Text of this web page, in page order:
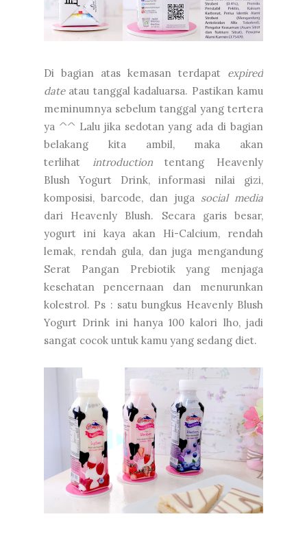
Di bagian atas kemasan terdapat expired
dateatau tanggal kadaluarsa. Pastikan kamu
meminumnya sebelum tanggal yang tertera
ya ^^ Lalu jika sedotan yang ada di bagian
belakang kita ambil, maka akan
terlihat introductiontentang Heavenly
Blush Yogurt Drink, informasi nilai gizi,
komposisi, barcode, dan juga social media
dari Heavenly Blush. Secara garis besar,
yogurt ini kaya akan Hi-Calcium, rendah
lemak, rendah gula, dan juga mengandung
Serat Pangan Prebiotik yang menjaga
kesehatan pencernaan dan menurunkan
kolestrol. Ps : satu bungkus Heavenly Blush
Yogurt Drink ini hanya 100 kalori lho, jadi
sangat cocok untuk kamu yang sedang diet.